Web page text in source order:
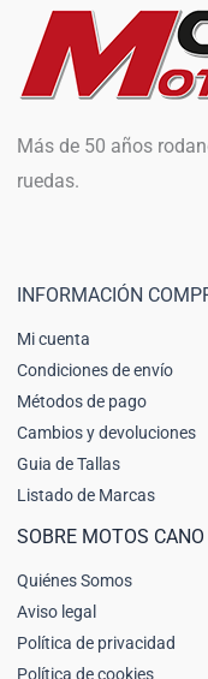
Más de 50 años
ruedas.
INFORMACIÓN
Mi cuenta
Condiciones de envío
Métodos de pago
Cambios y devoluciones
Guia de Tallas
Listado de Marcas
SOBRE MOTOS CANO
Quiénes Somos
Aviso legal
Política de privacidad
Política de cookies